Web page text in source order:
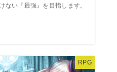
ない『最強』を目指します。
RPG